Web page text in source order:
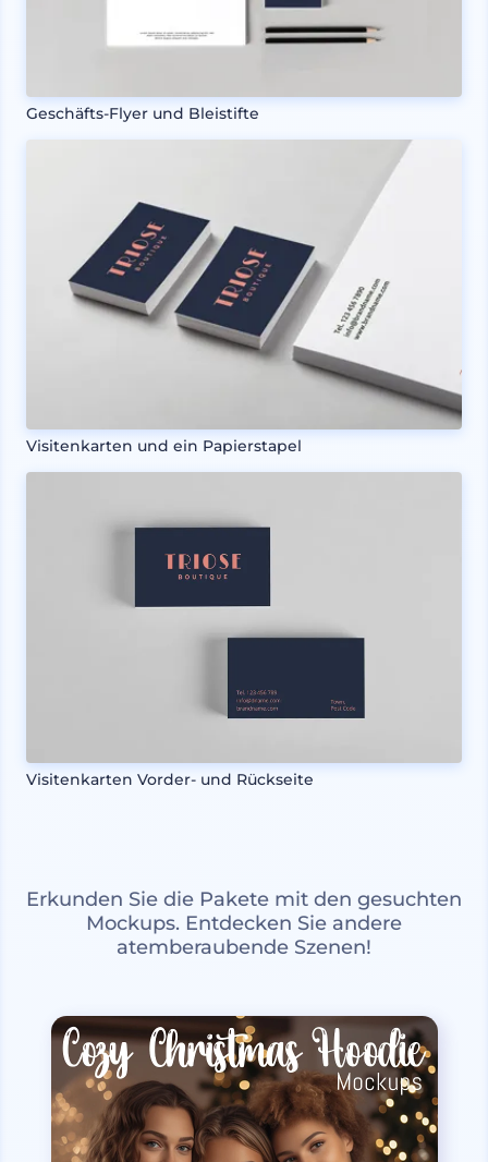
Geschäfts-Flyer und Bleistifte
Visitenkarten und ein Papierstapel
Visitenkarten Vorder- und Rückseite
Erkunden Sie die Pakete mit den gesuchten
Mockups. Entdecken Sie andere
atemberaubende Szenen!